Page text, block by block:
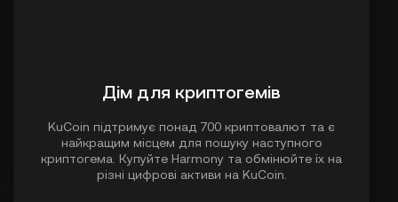
Дім для криптогемів
KuCoin підтримує понад 700 криптовалют та є
найкращим місцем для пошуку наступного
криптогема. Купуйте Harmony та обмінюйте їх на
різні цифрові активи на KuCoin.